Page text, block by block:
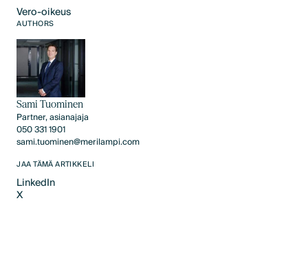
Vero-oikeus
Text Link
AUTHORS
Sami Tuominen
Partner, asianajaja
050 331 1901
sami.tuominen@merilampi.com
JAA TÄMÄ ARTIKKELI
LinkedIn
LinkedIn
X